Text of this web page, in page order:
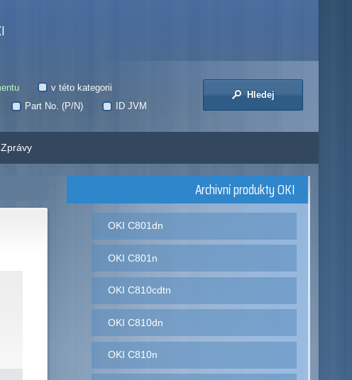
v této kategorii
Part No. (P/N) ID JVM
Hledej
Zprávy
Archivní produkty OKI
OKI C801dn
OKI C801n
OKI C810cdtn
OKI C810dn
OKI C810n